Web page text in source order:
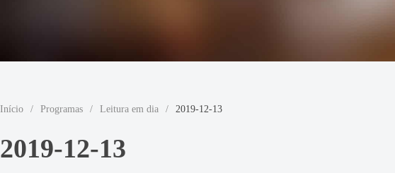
Início / Programas / Leitura em dia / 2019-12-13
2019-12-13